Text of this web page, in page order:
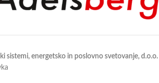
sistemi, energetsko in poslovno svetovanje, d.o.o.